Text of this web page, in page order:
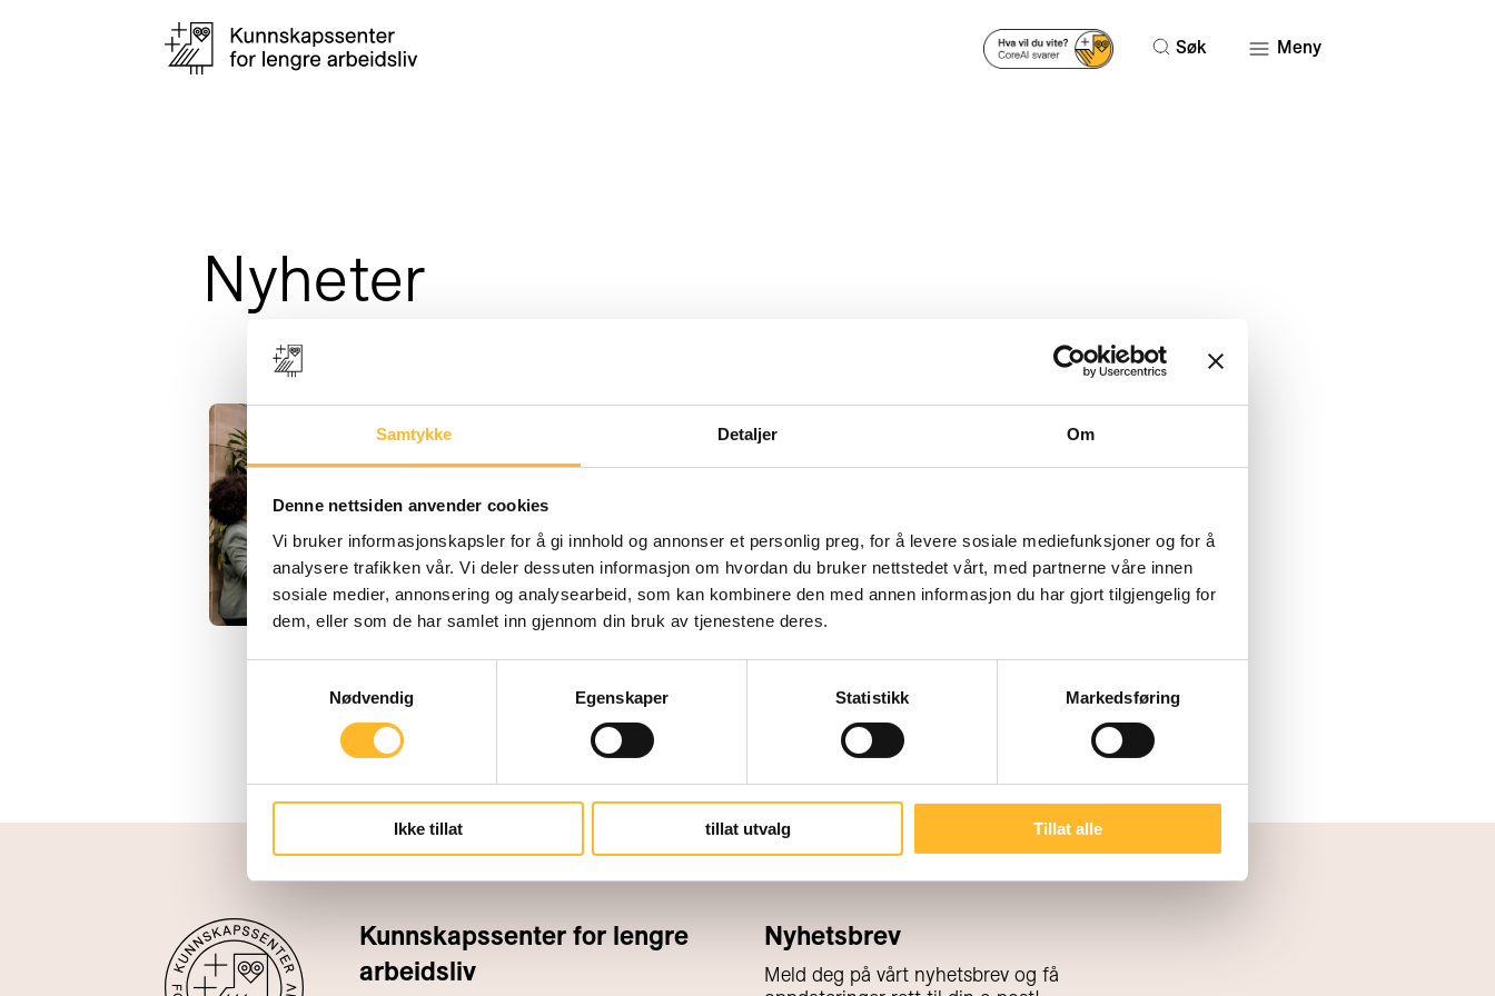
Samtykke Detaljer Om
Denne nettsiden anvender cookies
Vi bruker informasjonskapsler for å gi innhold og annonser et personlig preg, for å levere sosiale mediefunksjoner og for å
analysere trafikken vår. Vi deler dessuten informasjon om hvordan du bruker nettstedet vårt, med partnerne våre innen
sosiale medier, annonsering og analysearbeid, som kan kombinere den med annen informasjon du har gjort tilgjengelig for
dem, eller som de har samlet inn gjennom din bruk av tjenestene deres.
Nødvendig
Egenskaper Statistikk Markedsføring
Ikke tillat tillat utvalg Tillat alle
Søk Meny
Nyheter
høgskoleutdannelse, mot 14 prosent i år 2000.
Kunnskapssenter for lengre
arbeidsliv
Nyhetsbrev
Meld deg på vårt nyhetsbrev og få